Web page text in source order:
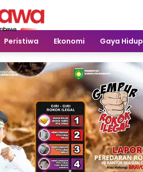
Peristiwa Ekonomi Gaya Hidup